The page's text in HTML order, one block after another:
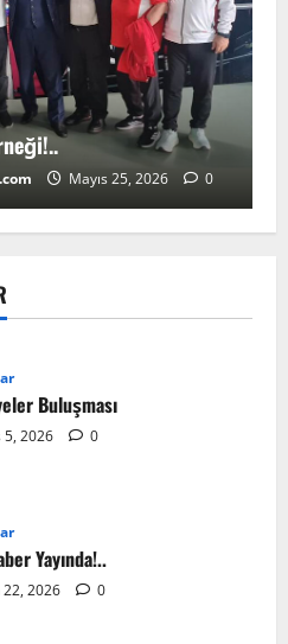
Mayıs 25, 2026 0
Buluşması
5, 2026 0
Yayında!..
22, 2026 0